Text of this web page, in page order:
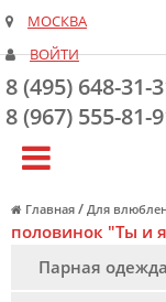
МОСКВА
ВОЙТИ
8 (495) 648-31-
8 (967) 555-81-
Главная / Для
половинок "Ты и
Парная одежда